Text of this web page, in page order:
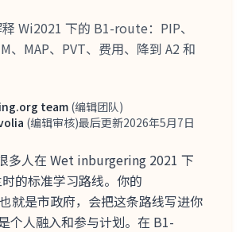
Wi2021 下的 B1-route：PIP、
、MAP、PVT、费用、降到 A2 和
team (编辑团队)
(编辑审核)最后更新2026年5月7日
多人在 Wet inburgering 2021 下
的标准学习路线。你的
就是市政府，会把这条路线写进你
个人融入和参与计划。在 B1-